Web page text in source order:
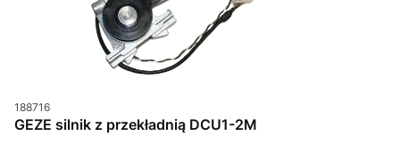
Kod produktu
188716
GEZE silnik z przekładnią DCU1-2M